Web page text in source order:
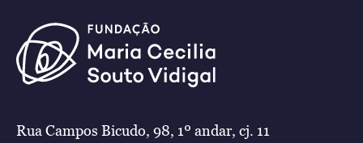
Rua Campos Bicudo, 98, 1º andar, cj. 11